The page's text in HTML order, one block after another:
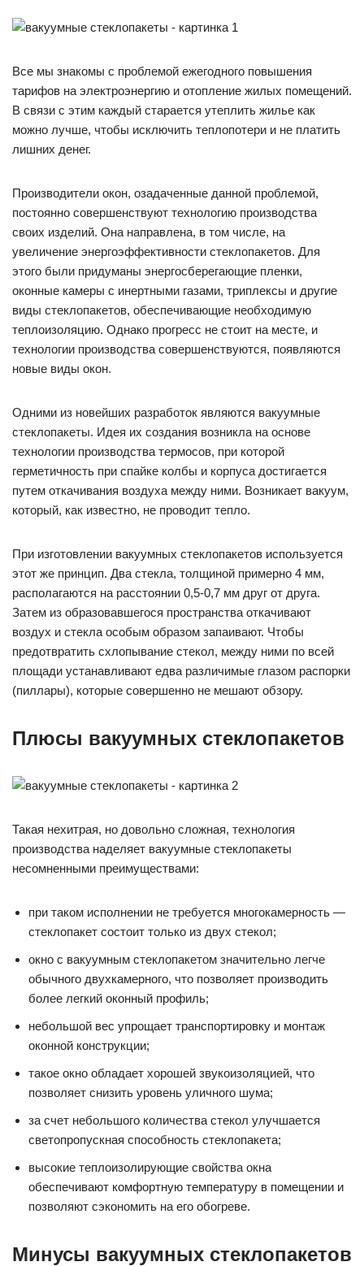
Все мы знакомы с проблемой ежегодного повышения
тарифов на электроэнергию и отопление жилых помещений.
В связи с этим каждый старается утеплить жилье как
можно лучше, чтобы исключить теплопотери и не платить
лишних денег.
Производители окон, озадаченные данной проблемой,
постоянно совершенствуют технологию производства
своих изделий. Она направлена, в том числе, на
увеличение энергоэффективности стеклопакетов. Для
этого были придуманы энергосберегающие пленки,
оконные камеры с инертными газами, триплексы и другие
виды стеклопакетов, обеспечивающие необходимую
теплоизоляцию. Однако прогресс не стоит на месте, и
технологии производства совершенствуются, появляются
новые виды окон.
Одними из новейших разработок являются вакуумные
стеклопакеты. Идея их создания возникла на основе
технологии производства термосов, при которой
герметичность при спайке колбы и корпуса достигается
путем откачивания воздуха между ними. Возникает вакуум,
который, как известно, не проводит тепло.
При изготовлении вакуумных стеклопакетов используется
этот же принцип. Два стекла, толщиной примерно 4 мм,
располагаются на расстоянии 0,5-0,7 мм друг от друга.
Затем из образовавшегося пространства откачивают
воздух и стекла особым образом запаивают. Чтобы
предотвратить схлопывание стекол, между ними по всей
площади устанавливают едва различимые глазом распорки
(пиллары), которые совершенно не мешают обзору.
Плюсы вакуумных стеклопакетов
Такая нехитрая, но довольно сложная, технология
производства наделяет вакуумные стеклопакеты
несомненными преимуществами:
при таком исполнении не требуется многокамерность —
стеклопакет состоит только из двух стекол;
окно с вакуумным стеклопакетом значительно легче
обычного двухкамерного, что позволяет производить
более легкий оконный профиль;
небольшой вес упрощает транспортировку и монтаж
оконной конструкции;
такое окно обладает хорошей звукоизоляцией, что
позволяет снизить уровень уличного шума;
за счет небольшого количества стекол улучшается
светопропускная способность стеклопакета;
высокие теплоизолирующие свойства окна
обеспечивают комфортную температуру в помещении и
позволяют сэкономить на его обогреве.
Минусы вакуумных стеклопакетов